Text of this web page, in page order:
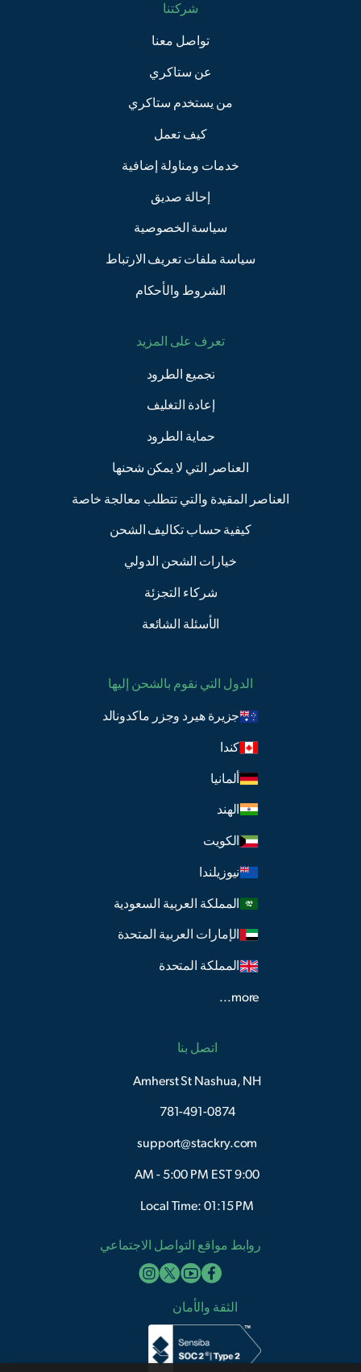
شركتنا
تواصل معنا
عن ستاكري
من يستخدم ستاكري
كيف تعمل
خدمات ومناولة إضافية
إحالة صديق
سياسة الخصوصية
سياسة ملفات تعريف الارتباط
الشروط والأحكام
تعرف على المزيد
تجميع الطرود
إعادة التغليف
حماية الطرود
العناصر التي لا يمكن شحنها
العناصر المقيدة والتي تتطلب معالجة خاصة
كيفية حساب تكاليف الشحن
خيارات الشحن الدولي
شركاء التجزئة
الأسئلة الشائعة
الدول التي نقوم بالشحن إليها
جزيرة هيرد وجزر ماكدونالد
كندا
ألمانيا
الهند
الكويت
نيوزيلندا
المملكة العربية السعودية
الإمارات العربية المتحدة
المملكة المتحدة
more...
اتصل بنا
Amherst St Nashua, NH
781-491-0874
support@stackry.com
9:00 AM - 5:00 PM EST
Local Time: 01:15 PM
روابط مواقع التواصل الاجتماعي
الثقة والأمان